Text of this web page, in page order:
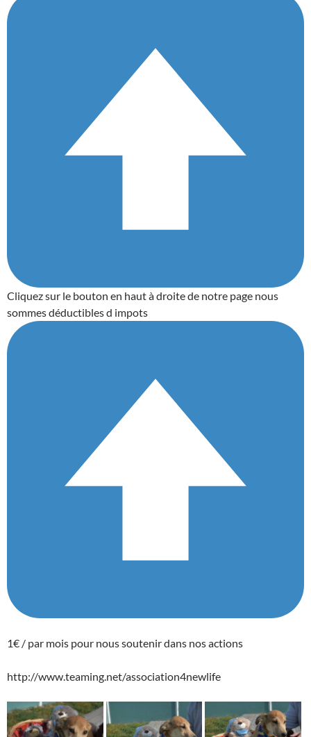
Cliquez sur le bouton en haut à droite de notre page nous
sommes déductibles d impots
1€ / par mois pour nous soutenir dans nos actions
http://www.teaming.net/association4newlife